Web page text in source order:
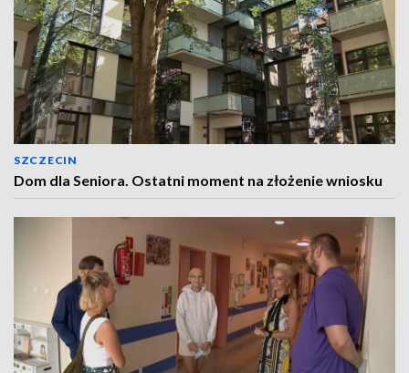
SZCZECIN
Dom dla Seniora. Ostatni moment na złożenie wniosku